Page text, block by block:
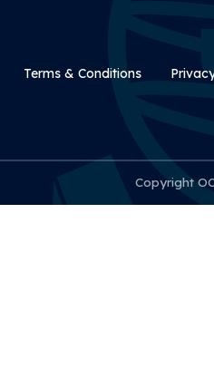
Rodapé
Terms & Conditions
Copyright